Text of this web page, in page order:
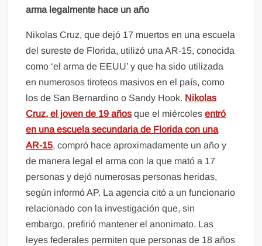
arma legalmente hace un año
Nikolas Cruz, que dejó 17 muertos en una escuela
del sureste de Florida, utilizó una AR-15, conocida
como ‘el arma de EEUU’ y que ha sido utilizada
en numerosos tiroteos masivos en el país, como
los de San Bernardino o Sandy Hook. Nikolas
Cruz, el joven de 19 años que el miércolesentró
en una escuela secundaria de Florida con una
AR-15, compró hace aproximadamente un año y
de manera legal el arma con la que mató a 17
personas y dejó numerosas personas heridas,
según informó AP. La agencia citó a un funcionario
relacionado con la investigación que, sin
embargo, prefirió mantener el anonimato. Las
leyes federales permiten que personas de 18 años